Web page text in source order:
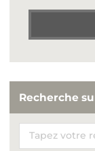
Recherche